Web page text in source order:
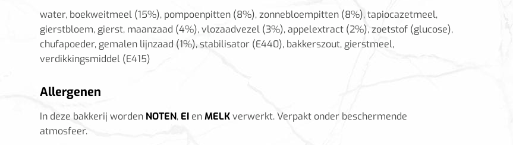
water, boekweitmeel (15%), pompoenpitten (8%), zonnebloempitten (8%), tapiocazetmeel,
gierstbloem, gierst, maanzaad (4%), vlozaadvezel (3%), appelextract (2%), zoetstof (glucose),
chufapoeder, gemalen lijnzaad (1%), stabilisator (E440), bakkerszout, gierstmeel,
verdikkingsmiddel (E415)
Allergenen
In deze bakkerij worden NOTEN, EI enMELKverwerkt. Verpakt onder beschermende
atmosfeer.